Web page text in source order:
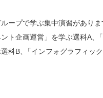
ープで学ぶ集中演習があり
ト企画運営」を学ぶ選科A
科B
「インフォグラフィッ